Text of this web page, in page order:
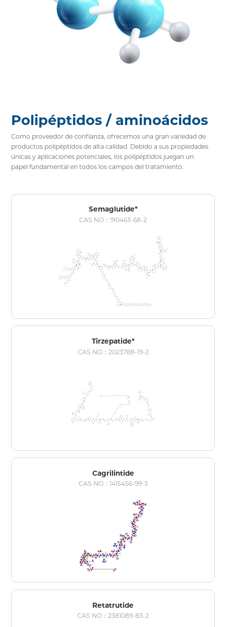
Polipéptidos / aminoácidos
Como proveedor de confianza, ofrecemos una gran variedad de
productos polipéptidos de alta calidad. Debido a sus propiedades
únicas y aplicaciones potenciales, los polipéptidos juegan un
papel fundamental en todos los campos del tratamiento.
estándares de calidad, lo que es una opción confiable para la
investigación, el desarrollo y el uso comercial.
Semaglutide*
CAS NO：910463-68-2
Tirzepatide*
CAS NO：2023788-19-2
Cagrilintide
CAS NO：1415456-99-3
Retatrutide
CAS NO：2381089-83-2